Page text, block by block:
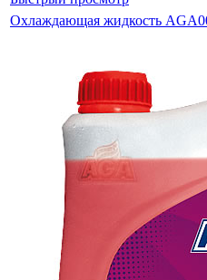
Охлаждающая жидкость